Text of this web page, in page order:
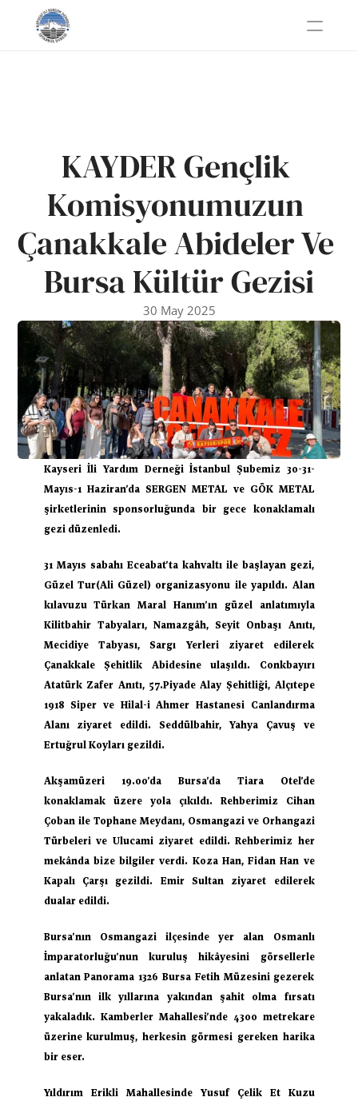
KAYDER Gençlik
Komisyonumuzun
Çanakkale Abideler Ve
Bursa Kültür Gezisi
30 May 2025
Kayseri İli Yardım Derneği İstanbul Şubemiz 30-31-
Mayıs-1 Haziran’da SERGEN METAL ve GÖK METAL
şirketlerinin sponsorluğunda bir gece konaklamalı
gezi düzenledi.
31 Mayıs sabahı Eceabat’ta kahvaltı ile başlayan gezi,
Güzel Tur(Ali Güzel) organizasyonu ile yapıldı. Alan
kılavuzu Türkan Maral Hanım’ın güzel anlatımıyla
Kilitbahir Tabyaları, Namazgâh, Seyit Onbaşı Anıtı,
Mecidiye Tabyası, Sargı Yerleri ziyaret edilerek
Çanakkale Şehitlik Abidesine ulaşıldı. Conkbayırı
Atatürk Zafer Anıtı, 57.Piyade Alay Şehitliği, Alçıtepe
1918 Siper ve Hilal-i Ahmer Hastanesi Canlandırma
Alanı ziyaret edildi. Seddülbahir, Yahya Çavuş ve
Ertuğrul Koyları gezildi.
Akşamüzeri 19.00’da Bursa’da Tiara Otel’de
konaklamak üzere yola çıkıldı. Rehberimiz Cihan
Çoban ile Tophane Meydanı, Osmangazi ve Orhangazi
Türbeleri ve Ulucami ziyaret edildi. Rehberimiz her
mekânda bize bilgiler verdi. Koza Han, Fidan Han ve
Kapalı Çarşı gezildi. Emir Sultan ziyaret edilerek
dualar edildi.
Bursa’nın Osmangazi ilçesinde yer alan Osmanlı
İmparatorluğu’nun kuruluş hikâyesini görsellerle
anlatan Panorama 1326 Bursa Fetih Müzesini gezerek
Bursa’nın ilk yıllarına yakından şahit olma fırsatı
yakaladık. Kamberler Mahallesi’nde 4300 metrekare
üzerine kurulmuş, herkesin görmesi gereken harika
bir eser.
Yıldırım Erikli Mahallesinde Yusuf Çelik Et Kuzu